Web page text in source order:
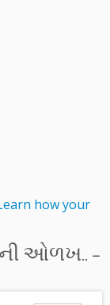
how your
ઓળખ.. –